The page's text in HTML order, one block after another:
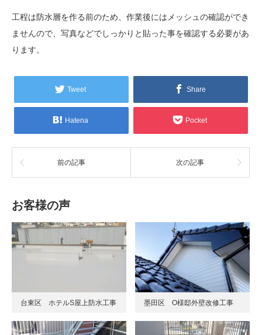
工程は防水層を作る前のため、作業後にはメッシュの確認ができ
ませんので、写真などでしっかりと貼った事を確認する必要があ
ります。
Tweet Share
Hatena Pocket
前の記事 次の記事
お客様の声
台東区 ホテルS屋上防水工事 墨田区 O様邸外壁改修工事